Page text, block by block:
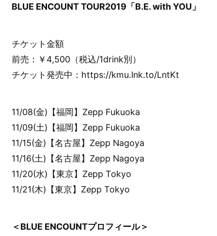
BLUE ENCOUNT TOUR2019「B.E. with YOU」
チケット金額
前売：￥4,500（税込/1drink別）
チケット発売中：https://kmu.lnk.to/LntKt
11/08(金)【福岡】Zepp Fukuoka
11/09(土)【福岡】Zepp Fukuoka
11/15(金)【名古屋】Zepp Nagoya
11/16(土)【名古屋】Zepp Nagoya
11/20(水)【東京】Zepp Tokyo
11/21(木)【東京】Zepp Tokyo
＜BLUE ENCOUNTプロフィール＞